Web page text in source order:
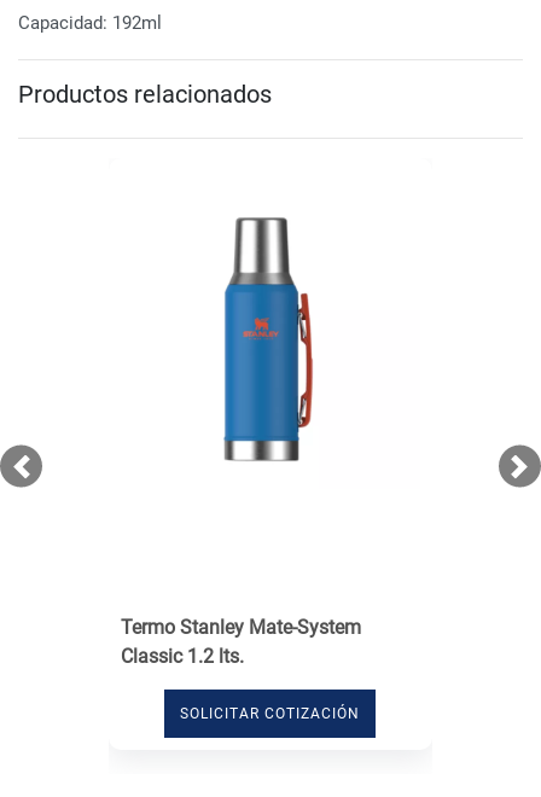
Capacidad: 192ml
Productos relacionados
Previous
Termo Stanley Mate-System
Classic 1.2 lts.
SOLICITAR COTIZACIÓN